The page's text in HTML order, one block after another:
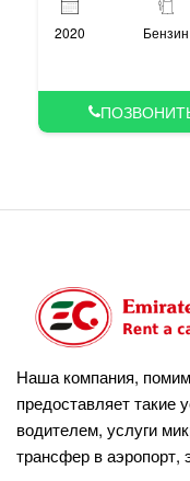
2020 Бензин
Наша компания,
предоставляет такие
водителем, услуги
трансфер в аэропорт,